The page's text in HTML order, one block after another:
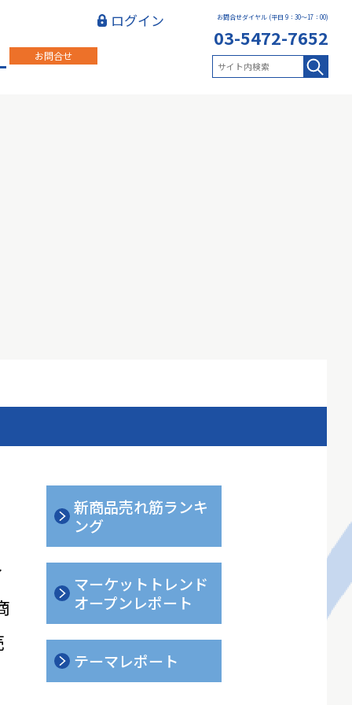
お問合せ
お問合せダイヤル (平日 9：30～17：00)
03-5472-7652
ログイン
新商品売れ筋ランキ
ング
マーケットトレンド
オープンレポート
テーマレポート